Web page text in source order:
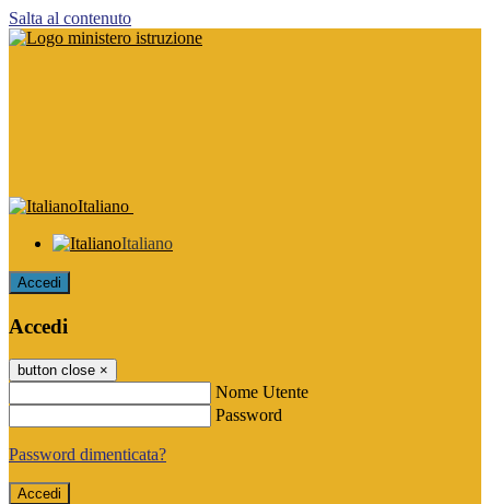
Salta al contenuto
Italiano
Italiano
Accedi
Accedi
button close ×
Nome Utente
Password
Password dimenticata?